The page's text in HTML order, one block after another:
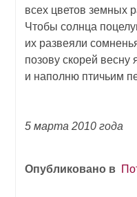
всех цветов земных
Чтобы солнца
их развеяли
позову скорей весну
и наполню птичьим
5 марта 2010 года
Опубликовано в